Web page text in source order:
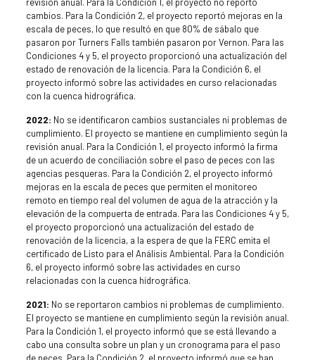
cambios. Para la Condición 2, el proyecto reportó mejoras en la
escala de peces, lo que resultó en que 80% de sábalo que
pasaron por Turners Falls también pasaron por Vernon. Para las
Condiciones 4 y 5, el proyecto proporcionó una actualización del
estado de renovación de la licencia. Para la Condición 6, el
proyecto informó sobre las actividades en curso relacionadas
con la cuenca hidrográfica.
2022: No se identificaron cambios sustanciales ni problemas de
cumplimiento. El proyecto se mantiene en cumplimiento según la
revisión anual. Para la Condición 1, el proyecto informó la firma
de un acuerdo de conciliación sobre el paso de peces con las
agencias pesqueras. Para la Condición 2, el proyecto informó
mejoras en la escala de peces que permiten el monitoreo
remoto en tiempo real del volumen de agua de la atracción y la
elevación de la compuerta de entrada. Para las Condiciones 4 y 5,
el proyecto proporcionó una actualización del estado de
renovación de la licencia, a la espera de que la FERC emita el
certificado de Listo para el Análisis Ambiental. Para la Condición
6, el proyecto informó sobre las actividades en curso
relacionadas con la cuenca hidrográfica.
2021: No se reportaron cambios ni problemas de cumplimiento.
El proyecto se mantiene en cumplimiento según la revisión anual.
Para la Condición 1, el proyecto informó que se está llevando a
cabo una consulta sobre un plan y un cronograma para el paso